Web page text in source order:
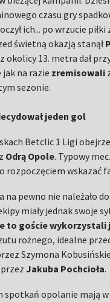
czasu gry
ich... po wrzucie piłki
świetną okazją stanął
okolicy 13. metra dał
jak na razie zremisowali
sezonie.
jeden gol
Betclic 1 Ligi
z Odrą Opole. Typowy
rozpoczęciem wskazać
na pewno nie należało
miały jednak swoje
to goście wykorzystali
rożnego, idealne
Szymona
Jakuba Pochcioła.
spotkań opolanie mają